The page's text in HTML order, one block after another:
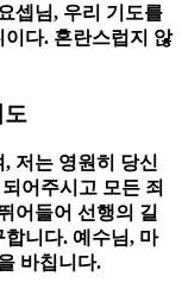
셉님, 우리 기도를
다. 혼란스럽지 않
도
저는 영원히 당신
어주시고 모든 죄
어들어 선행의 길
니다. 예수님, 마
바칩니다.